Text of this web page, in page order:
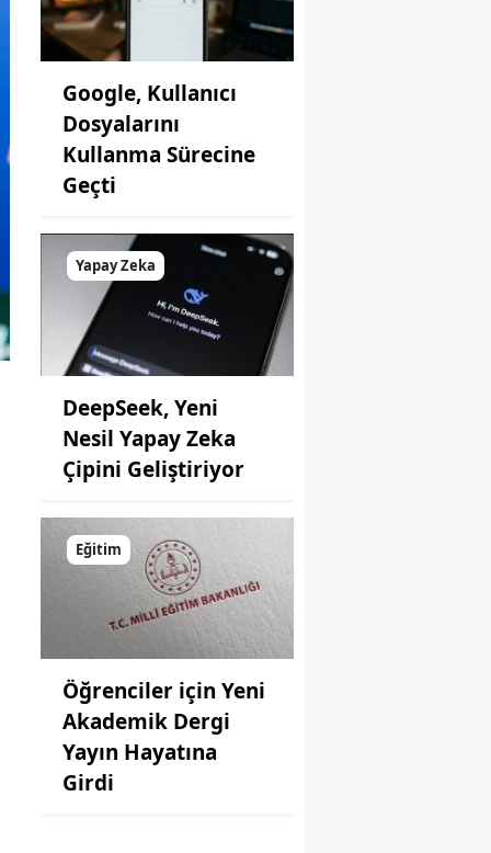
Google, Kullanıcı
Dosyalarını
Kullanma Sürecine
Geçti
Yapay Zeka
DeepSeek, Yeni
Nesil Yapay Zeka
Çipini Geliştiriyor
Eğitim
Öğrenciler için Yeni
Akademik Dergi
Yayın Hayatına
Girdi